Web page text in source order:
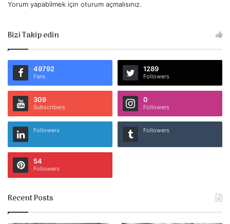
Yorum yapabilmek için oturum açmalısınız.
Bizi Takip edin
49792
Fans
1289
Followers
309
Subscribers
0
Followers
Followers Followers
54
Followers
Recent Posts